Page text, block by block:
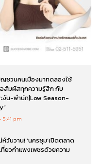
ญชวนคนเมืองมาทดลองใช้
สัมผัสทุกความรู้สึก กับ
ะงัน-พำนัก|Low Season-
5:41 pm
วันวาน! ‘นครชุม’เปิดตลาด
ยวกำแพงเพชรด้วยความ